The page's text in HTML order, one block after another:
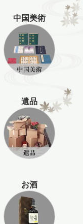
中国美術
遺品
お酒